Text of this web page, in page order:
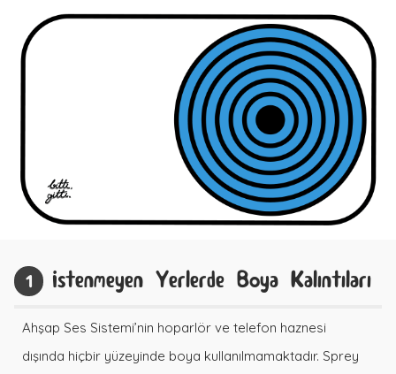
1 İstenmeyen Yerlerde Boya Kalıntıları
Ahşap Ses Sistemi’nin hoparlör ve telefon haznesi
dışında hiçbir yüzeyinde boya kullanılmamaktadır. Sprey